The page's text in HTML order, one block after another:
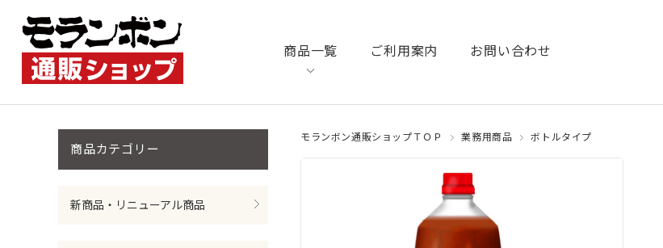
商品一覧 ご利用案内 お問い合わせ
モランボン通販ショップＴＯＰ 業務用商品 ボトルタイプ
商品カテゴリ
新商品・リニューアル商品